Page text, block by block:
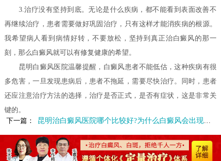
3.治疗没有坚持到底。无论是什么疾病，都不能看到表面改善不
再继续治疗，患者需要做好巩固治疗，只有这样才能消疾病的根源。
我希望病人看到病情好转，不要放松，坚持到真正治白癜风的那一
刻，那么白癜风就可以有修复健康的希望。
昆明白癜风医院温馨提醒，白癜风患者不能低估，这种疾病有很
多危害，一旦发现患病后，患者不拖延，需要尽快治疗。同时，患者
还应注意治疗方法的选择，治疗是否正式，是否有症状，这是非常关
键的。
下一篇：
昆明治白癜风医院哪个比较好?为什么白癜风会出现女性身上